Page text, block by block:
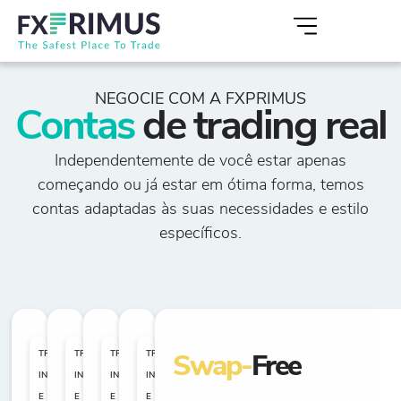
NEGOCIE COM A FXPRIMUS
Contasde trading real
Independentemente de você estar apenas
começando ou já estar em ótima forma, temos
contas adaptadas às suas necessidades e estilo
específicos.
TRADERS
INICIANTES
E
TRADERS
INTERMEDIÁRIOS
E
TRADERS
INTERMEDIÁRIOS
E
TRADERS
INTERMEDIÁRIOS
E
Swap-Free